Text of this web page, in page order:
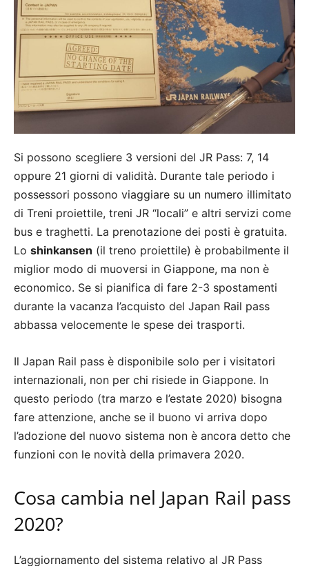
Si possono scegliere 3 versioni del JR Pass: 7, 14
oppure 21 giorni di validità. Durante tale periodo i
possessori possono viaggiare su un numero illimitato
di Treni proiettile, treni JR “locali” e altri servizi come
bus e traghetti. La prenotazione dei posti è gratuita.
Lo shinkansen (il treno proiettile) è probabilmente il
miglior modo di muoversi in Giappone, ma non è
economico. Se si pianifica di fare 2-3 spostamenti
durante la vacanza l’acquisto del Japan Rail pass
abbassa velocemente le spese dei trasporti.
Il Japan Rail pass è disponibile solo per i visitatori
internazionali, non per chi risiede in Giappone. In
questo periodo (tra marzo e l’estate 2020) bisogna
fare attenzione, anche se il buono vi arriva dopo
l’adozione del nuovo sistema non è ancora detto che
funzioni con le novità della primavera 2020.
Cosa cambia nel Japan Rail pass
2020?
L’aggiornamento del sistema relativo al JR Pass